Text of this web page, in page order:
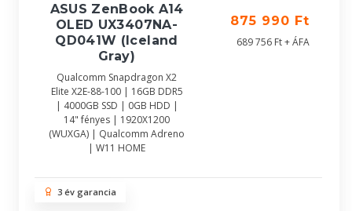
ASUS ZenBook A14
OLED UX3407NA-
QD041W (Iceland
Gray)
Qualcomm Snapdragon X2
Elite X2E-88-100 | 16GB DDR5
| 4000GB SSD | 0GB HDD |
14" fényes | 1920X1200
(WUXGA) | Qualcomm Adreno
| W11 HOME
875 990 Ft
689 756 Ft + ÁFA
3 év garancia